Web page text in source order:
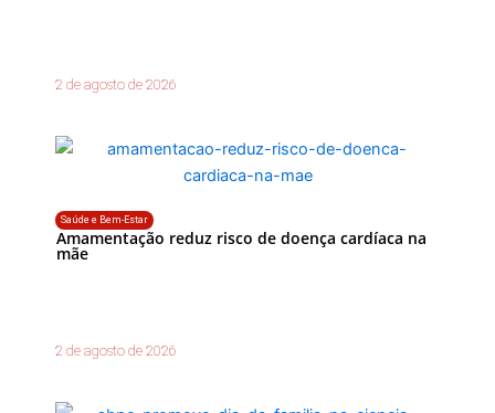
2 de agosto de 2026
Saúde e Bem-Estar
Amamentação reduz risco de doença cardíaca na
mãe
2 de agosto de 2026